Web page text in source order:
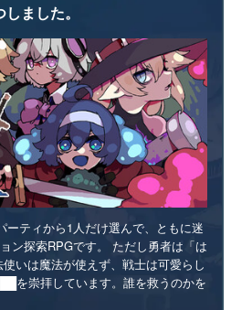
ました。
ーティから1人だけ選んで、ともに迷
ン探索RPGです。 ただし勇者は「は
いは魔法が使えず、戦士は可愛らし
を崇拝しています。誰を救うのかを